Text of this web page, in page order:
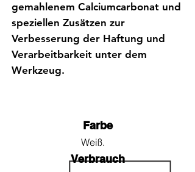
gemahlenem Calciumcarbonat und
speziellen Zusätzen zur
Verbesserung der Haftung und
Verarbeitbarkeit unter dem
Werkzeug.
Farbe
Weiß.
Verbrauch